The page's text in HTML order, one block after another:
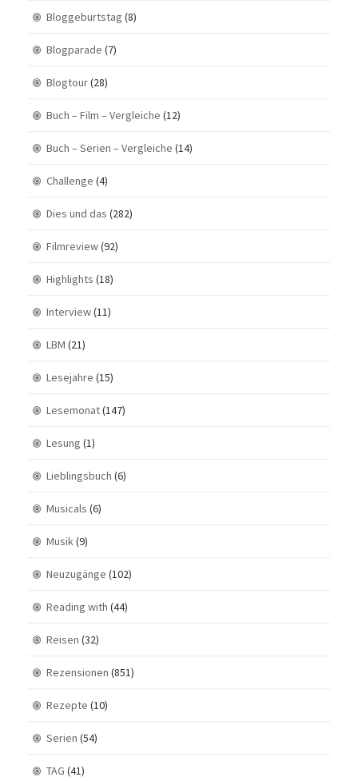
Bloggeburtstag (8)
Blogparade (7)
Blogtour(28)
Buch – Film – Vergleiche (12)
Buch – Serien – Vergleiche (14)
Challenge (4)
Dies und das (282)
Filmreview(92)
Highlights (18)
Interview(11)
LBM (21)
Lesejahre (15)
Lesemonat(147)
Lesung (1)
Lieblingsbuch (6)
Musicals (6)
Musik(9)
Neuzugänge (102)
Reading with (44)
Reisen (32)
Rezensionen (851)
Rezepte (10)
Serien (54)
TAG (41)